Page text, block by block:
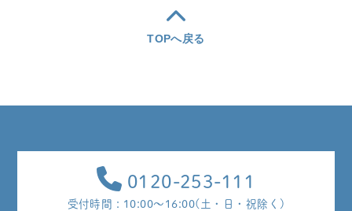
TOPへ戻る
0120-253-111
受付時間 : 10:00～16:00(土・日・祝除く)